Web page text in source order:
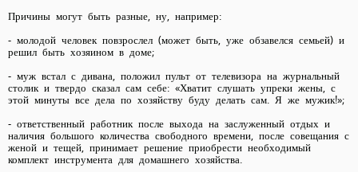
Причины могут быть разные, ну, например:
- молодой человек повзрослел (может быть, уже обзавелся семьей) и
решил быть хозяином в доме;
- муж встал с дивана, положил пульт от телевизора на журнальный
столик и твердо сказал сам себе: «Хватит слушать упреки жены, с
этой минуты все дела по хозяйству буду делать сам. Я же мужик!»;
- ответственный работник после выхода на заслуженный отдых и
наличия большого количества свободного времени, после совещания с
женой и тещей, принимает решение приобрести необходимый
комплект инструмента для домашнего хозяйства.